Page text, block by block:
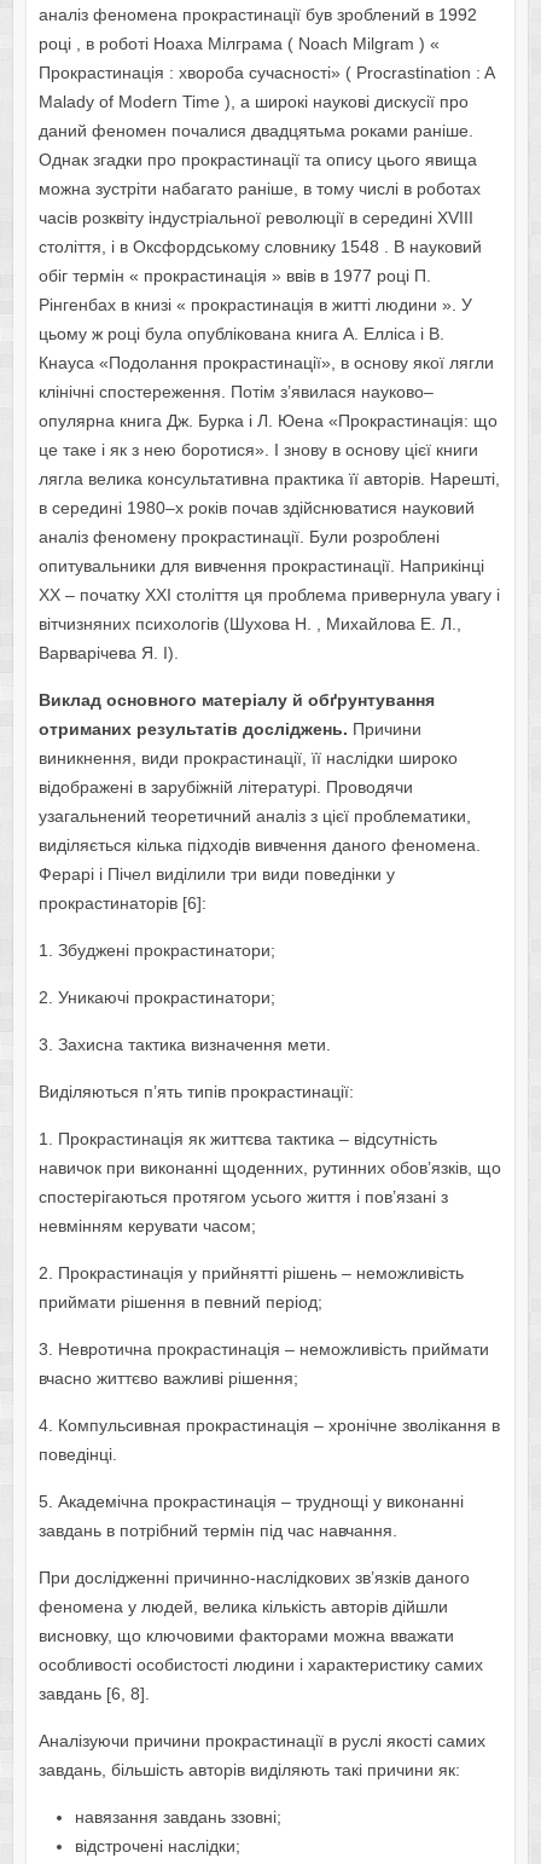
аналіз феномена прокрастинації був зроблений в 1992
році , в роботі Ноаха Мілграма ( Noach Milgram ) «
Прокрастинація : хвороба сучасності» ( Procrastination : A
Malady of Modern Time ), а широкі наукові дискусії про
даний феномен почалися двадцятьма роками раніше.
Однак згадки про прокрастинації та опису цього явища
можна зустріти набагато раніше, в тому числі в роботах
часів розквіту індустріальної революції в середині XVIII
століття, і в Оксфордському словнику 1548 . В науковий
обіг термін « прокрастинація » ввів в 1977 році П.
Рінгенбах в книзі « прокрастинація в житті людини ». У
цьому ж році була опублікована книга А. Елліса і В.
Кнауса «Подолання прокрастинації», в основу якої лягли
клінічні спостереження. Потім з’явилася науково–
опулярна книга Дж. Бурка і Л. Юена «Прокрастинація: що
це таке і як з нею боротися». І знову в основу цієї книги
лягла велика консультативна практика її авторів. Нарешті,
в середині 1980–х років почав здійснюватися науковий
аналіз феномену прокрастинації. Були розроблені
опитувальники для вивчення прокрастинації. Наприкінці
XX – початку XXI століття ця проблема привернула увагу і
вітчизняних психологів (Шухова Н. , Михайлова Е. Л.,
Варварічева Я. І).
Виклад основного матеріалу й обґрунтування
отриманих результатів досліджень. Причини
виникнення, види прокрастинації, її наслідки широко
відображені в зарубіжній літературі. Проводячи
узагальнений теоретичний аналіз з цієї проблематики,
виділяється кілька підходів вивчення даного феномена.
Ферарі і Пічел виділили три види поведінки у
прокрастинаторів [6]:
1. Збуджені прокрастинатори;
2. Уникаючі прокрастинатори;
3. Захисна тактика визначення мети.
Виділяються п’ять типів прокрастинації:
1. Прокрастинація як життєва тактика – відсутність
навичок при виконанні щоденних, рутинних обов’язків, що
спостерігаються протягом усього життя і пов’язані з
невмінням керувати часом;
2. Прокрастинація у прийнятті рішень – неможливість
приймати рішення в певний період;
3. Невротична прокрастинація – неможливість приймати
вчасно життєво важливі рішення;
4. Компульсивная прокрастинація – хронічне зволікання в
поведінці.
5. Академічна прокрастинація – труднощі у виконанні
завдань в потрібний термін під час навчання.
При дослідженні причинно-наслідкових зв’язків даного
феномена у людей, велика кількість авторів дійшли
висновку, що ключовими факторами можна вважати
особливості особистості людини і характеристику самих
завдань [6, 8].
Аналізуючи причини прокрастинації в руслі якості самих
завдань, більшість авторів виділяють такі причини як:
навязання завдань ззовні;
відстрочені наслідки;